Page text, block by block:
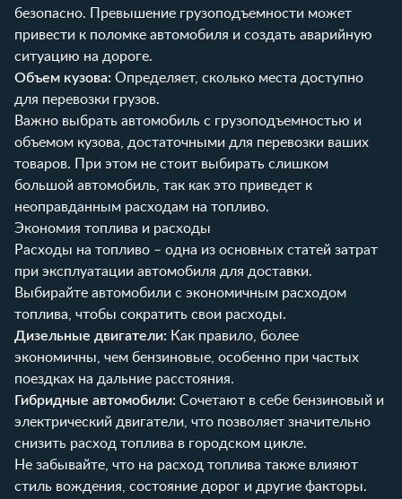
безопасно. Превышение грузоподъемности может
привести к поломке автомобиля и создать аварийную
ситуацию на дороге.
Объем кузова: Определяет, сколько места доступно
для перевозки грузов.
Важно выбрать автомобиль с грузоподъемностью и
объемом кузова, достаточными для перевозки ваших
товаров. При этом не стоит выбирать слишком
большой автомобиль, так как это приведет к
неоправданным расходам на топливо.
Экономия топлива и расходы
Расходы на топливо – одна из основных статей затрат
при эксплуатации автомобиля для доставки.
Выбирайте автомобили с экономичным расходом
топлива, чтобы сократить свои расходы.
Дизельные двигатели: Как правило, более
экономичны, чем бензиновые, особенно при частых
поездках на дальние расстояния.
Гибридные автомобили: Сочетают в себе бензиновый и
электрический двигатели, что позволяет значительно
снизить расход топлива в городском цикле.
Не забывайте, что на расход топлива также влияют
стиль вождения, состояние дорог и другие факторы.